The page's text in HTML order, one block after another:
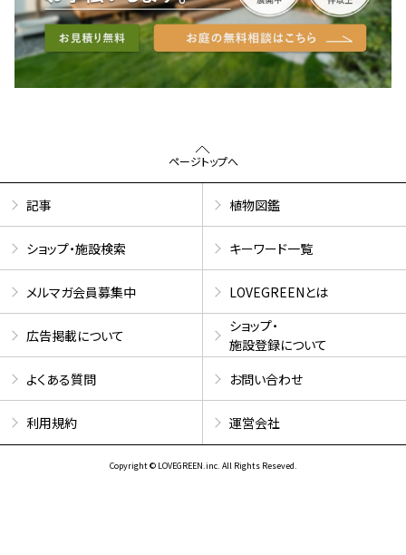
ページトップへ
記事 植物図鑑
ショップ・施設検索 キーワード一覧
メルマガ会員募集中 LOVEGREENとは
広告掲載について
ショップ・
施設登録について
よくある質問
お問い合わせ
利用規約 運営会社
Copyright © LOVEGREEN.inc. All Rights Reseved.